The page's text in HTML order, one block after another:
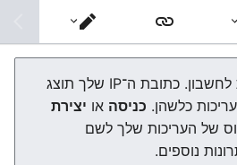
הזאת עדיין מוצגת לאחר כמה
מחדש.
מעבר
עורך
לא נכנסת לחשבון. כתובת ה־IP שלך תוצג
כלשהן. כניסה או יצירת
של העריכות שלך לשם
נוספים.